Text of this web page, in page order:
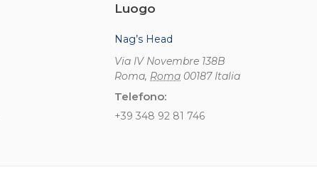
Luogo
Nag’s Head
Via IV Novembre 138B
Roma, Roma 00187 Italia
Telefono:
+39 348 92 81 746